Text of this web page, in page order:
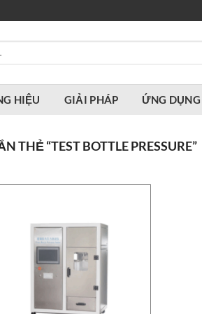
HIỆU GIẢI PHÁP ỨNG DỤNG
THẺ “TEST BOTTLE PRESSURE”